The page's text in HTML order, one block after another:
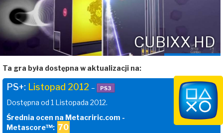
CUBIXX HD
Ta gra była dostępna w aktualizacji na:
PS+: Listopad 2012 – PS3
Dostępna od 1 Listopada 2012.
Średnia ocen na Metacriric.com -
Metascore™: 70